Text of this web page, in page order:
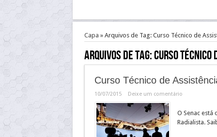
Capa » Arquivos de Tag: Curso Técnico de
Arquivos de Tag:Curso
Curso Técnico de
10/07/2015 Deixe um comentário
O Senac está
Radialista.